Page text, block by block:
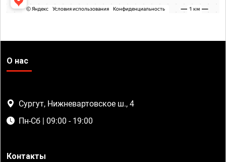
О нас
Сургут, Нижневартовское ш., 4
Пн-Сб | 09:00 - 19:00
Контакты